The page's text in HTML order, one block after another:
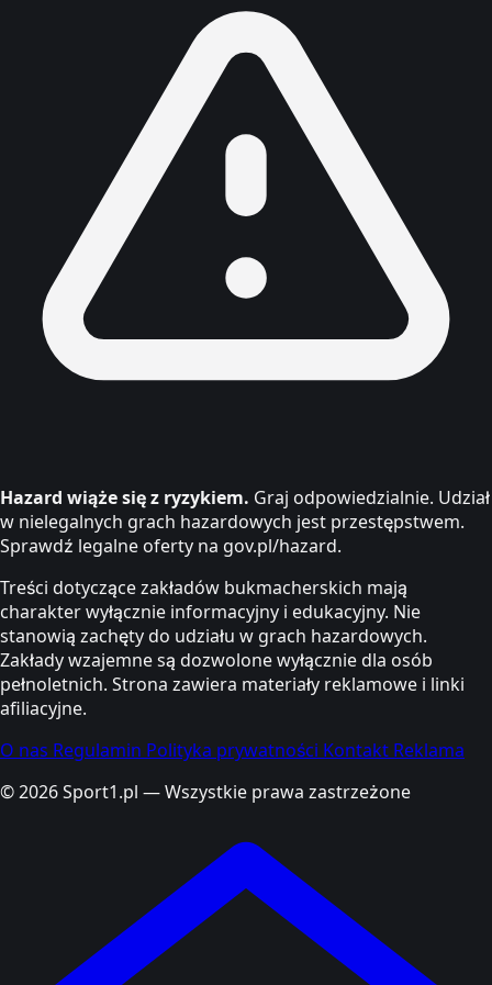
Hazard wiąże się z ryzykiem. Graj odpowiedzialnie. Udział
w nielegalnych grach hazardowych jest przestępstwem.
Sprawdź legalne oferty na gov.pl/hazard.
Treści dotyczące zakładów bukmacherskich mają
charakter wyłącznie informacyjny i edukacyjny. Nie
stanowią zachęty do udziału w grach hazardowych.
Zakłady wzajemne są dozwolone wyłącznie dla osób
pełnoletnich. Strona zawiera materiały reklamowe i linki
afiliacyjne.
O nas Regulamin Polityka prywatności Kontakt Reklama
© 2026 Sport1.pl — Wszystkie prawa zastrzeżone